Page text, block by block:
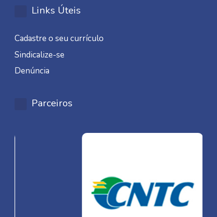
Links Úteis
Cadastre o seu currículo
Sindicalize-se
Denúncia
Parceiros